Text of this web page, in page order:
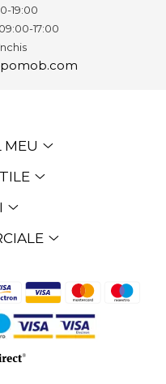
19:00
17:00
MEU